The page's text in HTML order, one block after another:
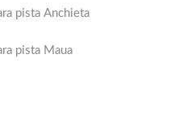
pista Anchieta
pista Maua